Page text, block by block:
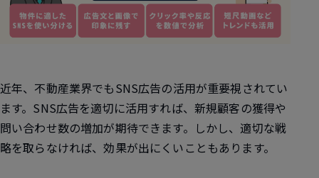
近年、不動産業界でもSNS広告の活用が重要視されてい
ます。SNS広告を適切に活用すれば、新規顧客の獲得や
問い合わせ数の増加が期待できます。しかし、適切な戦
略を取らなければ、効果が出にくいこともあります。